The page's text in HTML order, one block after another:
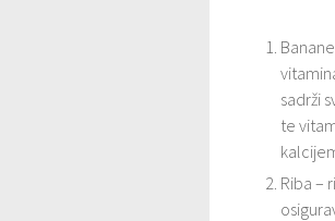
sadrži
te
Riba –